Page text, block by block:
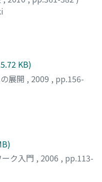
KB)
展開 , 2009 , pp.156-
ク入門 , 2006 , pp.113-